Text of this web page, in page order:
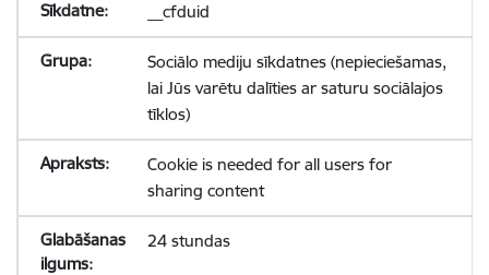
__cfduid
Sociālo mediju sīkdatnes (nepieciešamas,
lai Jūs varētu dalīties ar saturu sociālajos
tīklos)
Cookie is needed for all users for
sharing content
24 stundas